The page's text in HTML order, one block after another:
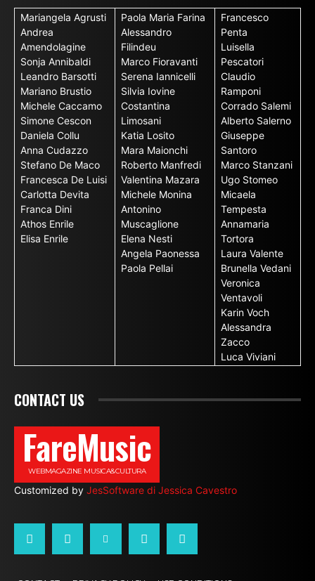
Mariangela Agrusti
Andrea
Amendolagine
Sonja Annibaldi
Leandro Barsotti
Mariano Brustio
Michele Caccamo
Simone Cescon
Daniela Collu
Anna Cudazzo
Stefano De Maco
Francesca De Luisi
Carlotta Devita
Franca Dini
Athos Enrile
Elisa Enrile
Paola Maria Farina
Alessandro
Filindeu
Marco Fioravanti
Serena Iannicelli
Silvia Iovine
Costantina
Limosani
Katia Losito
Mara Maionchi
Roberto Manfredi
Valentina Mazara
Michele Monina
Antonino
Muscaglione
Elena Nesti
Angela Paonessa
Paola Pellai
Francesco
Penta
Luisella
Pescatori
Claudio
Ramponi
Corrado Salemi
Alberto Salerno
Giuseppe
Santoro
Marco Stanzani
Ugo Stomeo
Micaela
Tempesta
Annamaria
Tortora
Laura Valente
Brunella Vedani
Veronica
Ventavoli
Karin Voch
Alessandra
Zacco
Luca Viviani
CONTACT US
FareMusic
WEBMAGAZINE MUSICA&CULTURA
Customized by JesSoftware di Jessica Cavestro